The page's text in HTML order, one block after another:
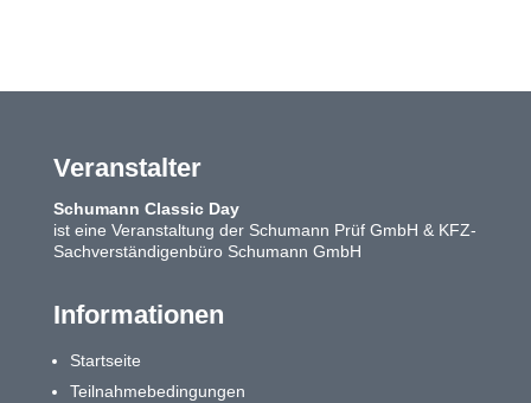
Veranstalter
Schumann Classic Day
ist eine Veranstaltung der Schumann Prüf GmbH & KFZ-
Sachverständigenbüro Schumann GmbH
Informationen
Startseite
Teilnahmebedingungen